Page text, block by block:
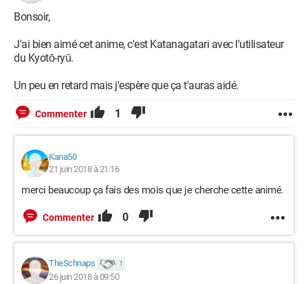
Bonsoir,
J'ai bien aimé cet anime, c'est Katanagatari avec l'utilisateur
du Kyotō-ryū.
Un peu en retard mais j'espère que ça t'auras aidé.
Commenter 1
Kana50
21 juin 2018 à 21:16
merci beaucoup ça fais des mois que je cherche cette animé.
Commenter 0
TheSchnaps 1
26 juin 2018 à 09:50